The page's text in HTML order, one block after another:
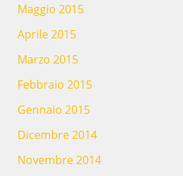
Maggio 2015
Aprile 2015
Marzo 2015
Febbraio 2015
Gennaio 2015
Dicembre 2014
Novembre 2014